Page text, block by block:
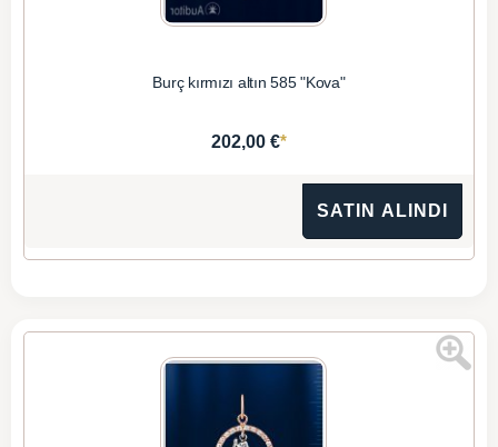
Burç kırmızı altın 585 "Kova"
202,00 €*
SATIN ALINDI